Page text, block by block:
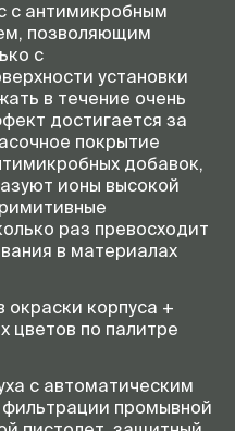
с антимикробным
позволяющим
с
установки
в течение очень
достигается за
покрытие
добавок,
ионы высокой
раз превосходит
в материалах
окраски корпуса +
цветов по палитре
с автоматическим
промывной